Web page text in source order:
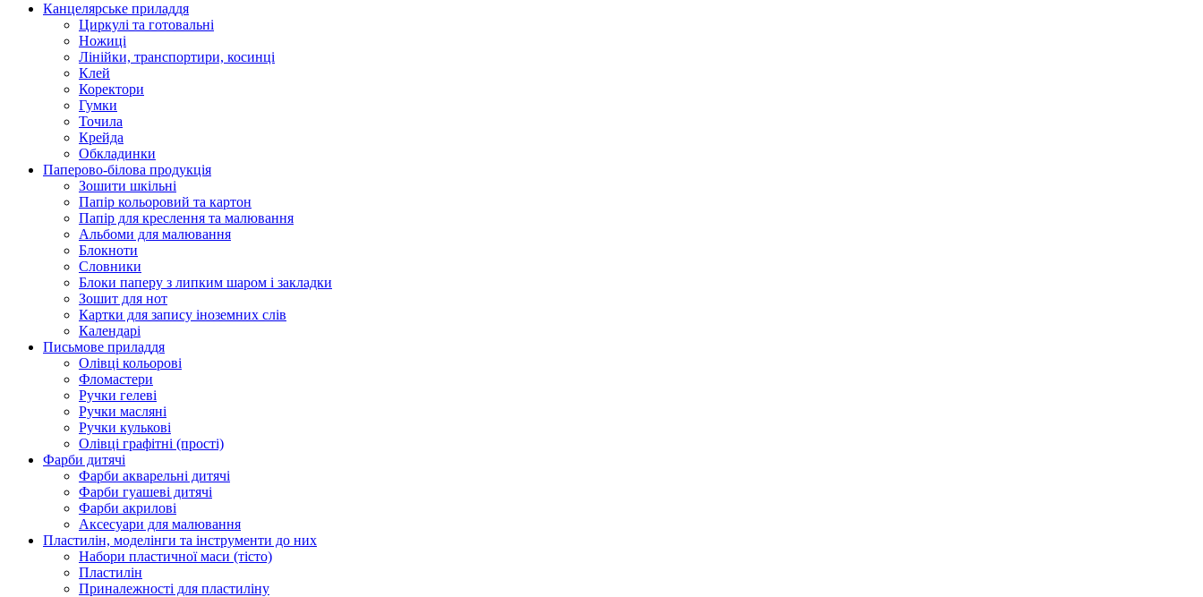
Канцелярське приладдя
Циркулі та готовальні
Ножиці
Лінійки, транспортири, косинці
Клей
Коректори
Гумки
Точила
Крейда
Обкладинки
Паперово-білова продукція
Зошити шкільні
Папір кольоровий та картон
Папір для креслення та малювання
Альбоми для малювання
Блокноти
Словники
Блоки паперу з липким шаром і закладки
Зошит для нот
Картки для запису іноземних слів
Календарі
Письмове приладдя
Олівці кольорові
Фломастери
Ручки гелеві
Ручки масляні
Ручки кулькові
Олівці графітні (прості)
Фарби дитячі
Фарби акварельні дитячі
Фарби гуашеві дитячі
Фарби акрилові
Аксесуари для малювання
Пластилін, моделінги та інструменти до них
Набори пластичної маси (тісто)
Пластилін
Приналежності для пластиліну